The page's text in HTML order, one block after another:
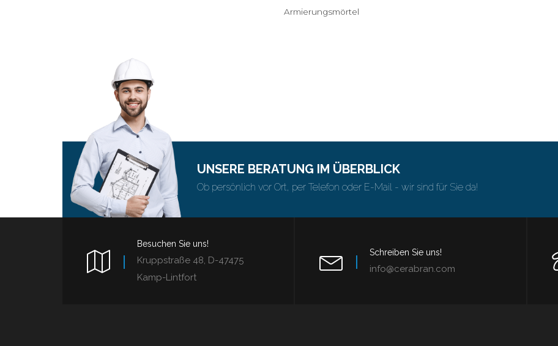
Armierungsmörtel
UNSERE BERATUNG IM ÜBERBLICK
Ob persönlich vor Ort, per Telefon oder E-Mail - wir sind für Sie da!
Besuchen Sie uns!
Kruppstraße 48, D-47475
Kamp-Lintfort
Schreiben Sie uns!
info@cerabran.com